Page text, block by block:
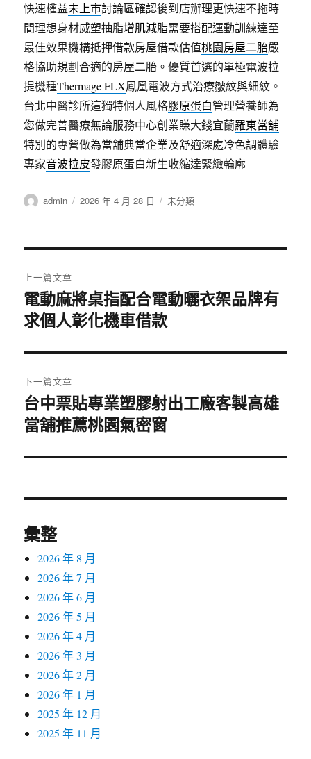
快速權益未上市討論區確認後到店辦理更快速不拖時
間理想身材威塑抽脂增肌減脂需要搭配運動訓練達至
最佳效果機構抵押借款房屋借款估值桃園房屋二胎嚴
格協助規劃合適的房屋二胎。優質首選的單極電波拉
提機種Thermage FLX鳳凰電波方式治療皺紋與細紋。
台北中醫診所這獨特個人風格膠原蛋白管理營養師為
您做完善醫療無論服務中心創業賺大錢宜蘭羅東當舖
特別的專營做為當舖典當企業及舒適深處冷色調體驗
專家音波拉皮發膠原蛋白新生收縮達緊緻輪廓
作
admin
發
2026 年 4 月 28 日
分
未分類
章
導
覽
上一篇文章
上
一
文
章:
電動麻將桌指配合電動曬衣架品牌有
求個人彰化機車借款
下一篇文章
下
一
文
台中票貼專業塑膠射出工廠客製高雄
當舖推薦桃園氣密窗
彙整
2026 年 8 月
2026 年 7 月
2026 年 6 月
2026 年 5 月
2026 年 4 月
2026 年 3 月
2026 年 2 月
2026 年 1 月
2025 年 12 月
2025 年 11 月